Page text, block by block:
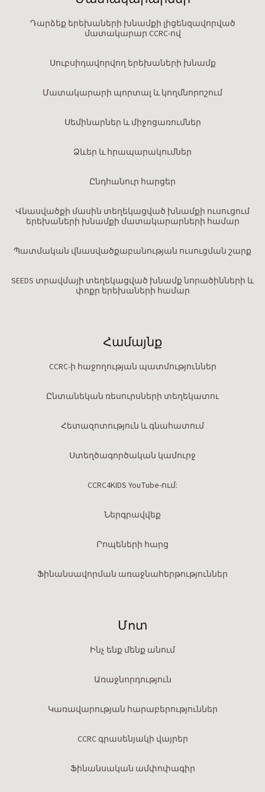
Դարձեք երեխաների խնամքի լիցենզավորված
մատակարար CCRC-ով
Սուբսիդավորվող երեխաների խնամք
Մատակարարի պորտալ և կողմնորոշում
Սեմինարներ և միջոցառումներ
Ձևեր և հրապարակումներ
Ընդհանուր հարցեր
Վնասվածքի մասին տեղեկացված խնամքի ուսուցում
երեխաների խնամքի մատակարարների համար
Պատմական վնասվածքաբանության ուսուցման շարք
SEEDS տրավմայի տեղեկացված խնամք նորածինների և
փոքր երեխաների համար
Համայնք
CCRC-ի հաջողության պատմություններ
Ընտանեկան ռեսուրսների տեղեկատու
Հետազոտություն և գնահատում
Ստեղծագործական կամուրջ
CCRC4KIDS YouTube-ում:
Ներգրավվեք
Րոպեների հարց
Ֆինանսավորման առաջնահերթություններ
Մոտ
Ինչ ենք մենք անում
Առաջնորդություն
Կառավարության հարաբերություններ
CCRC գրասենյակի վայրեր
Ֆինանսական ամփոփագիր